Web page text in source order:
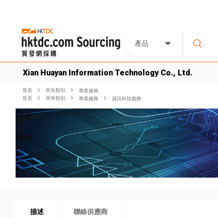
產品
Xian Huayan Information Technology Co., Ltd.
首頁 所有類別
專業服務
首頁
所有類別 專業服務 資訊科技服務
描述 聯絡供應商